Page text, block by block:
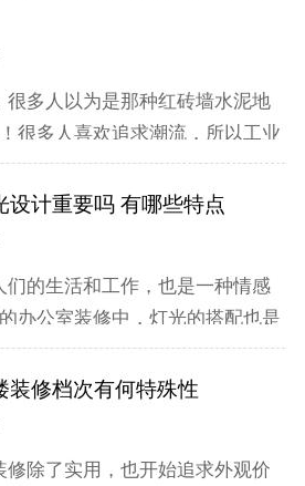
很多人以为是那种红砖墙水泥地
很多人喜欢追求潮流，所以工业
后。在写字楼装修中，独树一
设计重要吗 有哪些特点
们的生活和工作，也是一种情感
办公室装修中，灯光的搭配也是
装修档次有何特殊性
除了实用，也开始追求外观价